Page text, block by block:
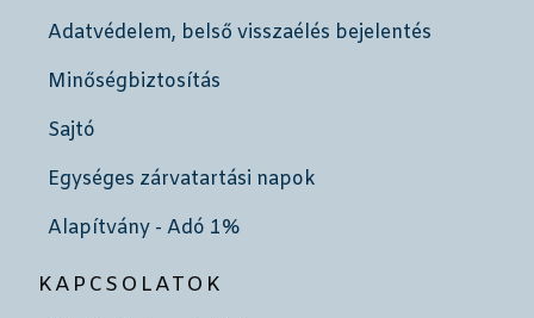
Adatvédelem, belső visszaélés bejelentés
Minőségbiztosítás
Sajtó
Egységes zárvatartási napok
Alapítvány - Adó 1%
KAPCSOLATOK